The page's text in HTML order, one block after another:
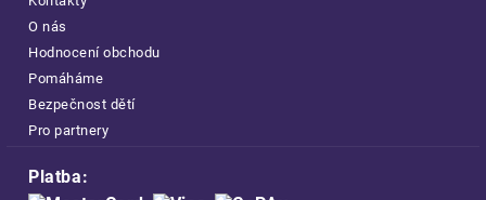
O nás
Hodnocení obchodu
Pomáháme
Bezpečnost dětí
Pro partnery
Platba: